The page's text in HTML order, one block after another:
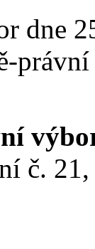
dne
č.